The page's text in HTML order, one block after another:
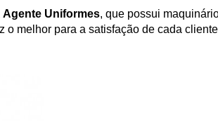
Agente Uniformes, que possui
o melhor para a satisfação de cada